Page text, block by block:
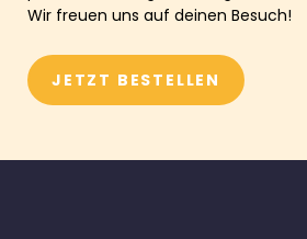
Wir freuen uns auf deinen Besuch!
JETZT BESTELLEN